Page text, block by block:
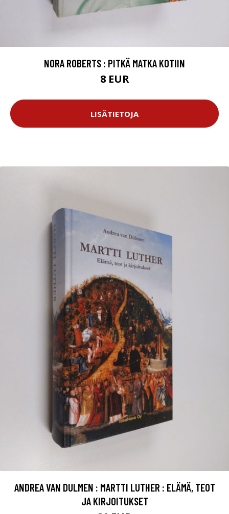
NORA ROBERTS : PITKÄ MATKA KOTIIN
8 EUR
LISÄTIETOJA
ANDREA VAN DULMEN : MARTTI LUTHER : ELÄMÄ, TEOT
JA KIRJOITUKSET